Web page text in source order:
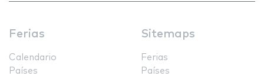
Ferias
Calendario
Países
Sitemaps
Ferias
Países